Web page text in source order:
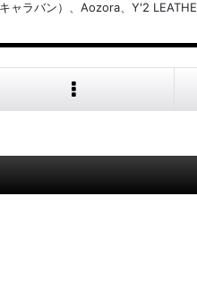
ラバン）、Aozora、Y'2